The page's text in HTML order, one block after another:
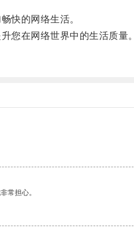
快的网络生活。
在网络世界中的生活质量。
常担心。